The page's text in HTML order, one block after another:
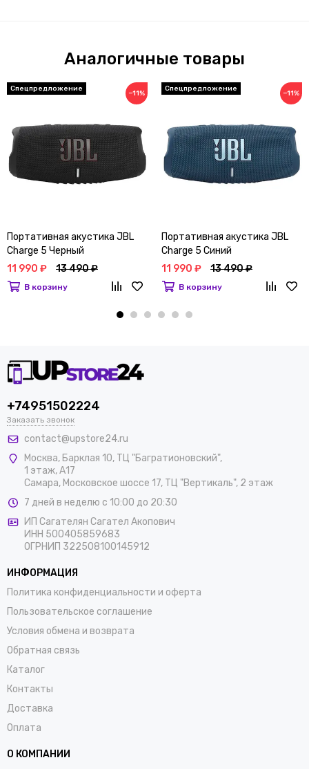
Аналогичные товары
Спецпредложение
−11%
Портативная акустика JBL
Charge 5 Черный
11 990 ₽
13 490 ₽
В корзину
Спецпредложение
−11%
Портативная акустика JBL
Charge 5 Синий
11 990 ₽
13 490 ₽
В корзину
+74951502224
Заказать звонок
contact@upstore24.ru
Москва, Барклая 10, ТЦ "Багратионовский",
1 этаж, А17
Самара, Московское шоссе 17, ТЦ "Вертикаль", 2 этаж
7 дней в неделю с 10:00 до 20:30
ИП Сагателян Сагател Акопович
ИНН 500405859683
ОГРНИП 322508100145912
ИНФОРМАЦИЯ
Политика конфиденциальности и оферта
Пользовательское соглашение
Условия обмена и возврата
Обратная связь
Каталог
Контакты
Доставка
Оплата
О КОМПАНИИ